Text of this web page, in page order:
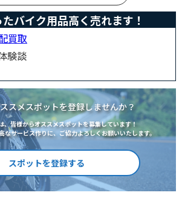
バイク用品高く売れます！
買取
験談
スメスポットを登録しませんか？
、皆様からオススメスポットを募集しています！
なサービス作りに、ご協力よろしくお願いいたします。
スポットを登録する